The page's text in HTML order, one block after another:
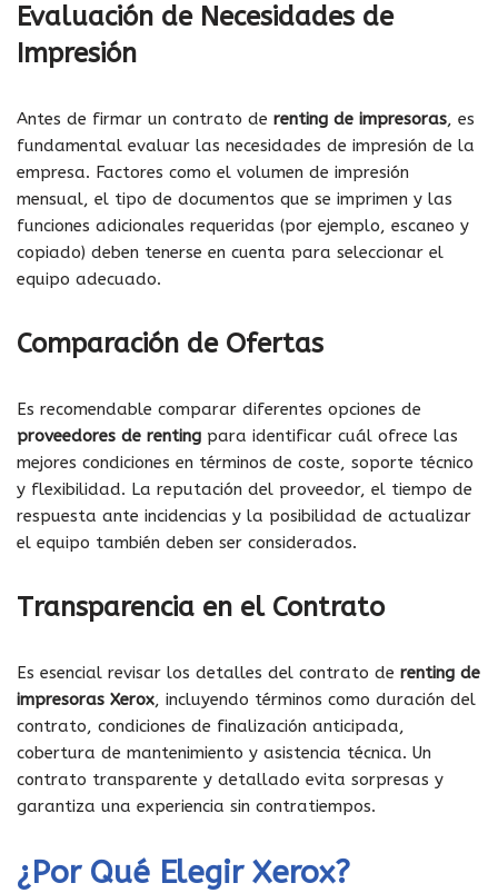
Evaluación de Necesidades de
Impresión
Antes de firmar un contrato de renting de impresoras, es
fundamental evaluar las necesidades de impresión de la
empresa. Factores como el volumen de impresión
mensual, el tipo de documentos que se imprimen y las
funciones adicionales requeridas (por ejemplo, escaneo y
copiado) deben tenerse en cuenta para seleccionar el
equipo adecuado.
Comparación de Ofertas
Es recomendable comparar diferentes opciones de
proveedores de renting para identificar cuál ofrece las
mejores condiciones en términos de coste, soporte técnico
y flexibilidad. La reputación del proveedor, el tiempo de
respuesta ante incidencias y la posibilidad de actualizar
el equipo también deben ser considerados.
Transparencia en el Contrato
Es esencial revisar los detalles del contrato de renting de
impresoras Xerox, incluyendo términos como duración del
contrato, condiciones de finalización anticipada,
cobertura de mantenimiento y asistencia técnica. Un
contrato transparente y detallado evita sorpresas y
garantiza una experiencia sin contratiempos.
¿Por Qué Elegir Xerox?